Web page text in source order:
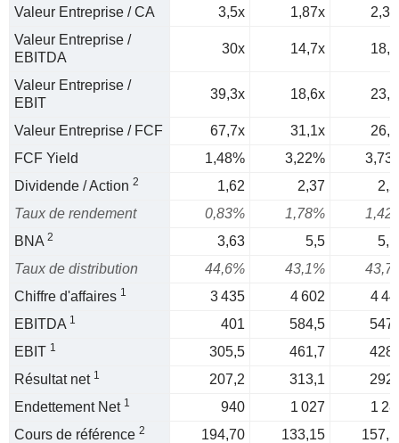
Valeur Entreprise / CA
3,5x 1,87x
Valeur Entreprise /
EBITDA
30x 14,7x
Valeur Entreprise /
EBIT
39,3x 18,6x
Valeur Entreprise / FCF 67,7x 31,1x
FCF Yield
1,48% 3,22%
Dividende / Action 2 1,62 2,37
Taux de rendement
0,83% 1,78%
BNA 2 3,63 5,5
Taux de distribution
44,6% 43,1%
Chiffre d'affaires 1 3 435 4 602
4
EBITDA 1 401 584,5
EBIT 1 305,5 461,7
Résultat net 1 207,2 313,1
Endettement Net 1 940 1 027
1
Cours de référence 2 194,70 133,15